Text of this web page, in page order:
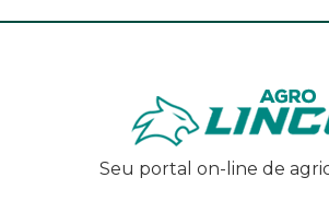
Seu portal on-line de